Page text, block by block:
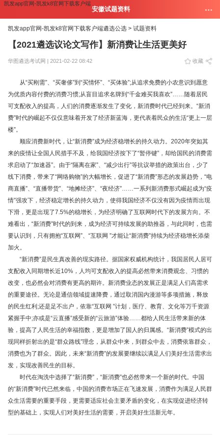
凯发app官网-凯发k8官网下载客户端
安徽试题资料
凯发app官网-凯发k8官网下载客户端遴选公选 > 试题资料
【2021遴选议论文写作】新消费让生活更美好
华图遴选考试网 | 2021-02-22 08:42 收藏
从“买刚需”、“买奢侈”到“买情怀”、“买体验”;从追求免费的小农意识到愿意
为优质内容付费的消费习惯;从盲目追求名牌到“千金难买我喜欢”……随着居民
可支配收入的提高，人们的消费逐渐发生了变化，新消费时代已经到来。“新消
费”时代的崛起不仅仅意味着开发了经济新蓝海，更代表着民众的生活“更上一层
楼”。
顺应消费新时代，让“新消费”成为经济稳增长的持久动力。2020年突如其
来的疫情让全国人民措手不及，给我国经济按下了“暂停键”，却给国民的消费需
求启动了“加速器”。由于“隔离在家”、“减少出行”等抗议举措的政策出台，少了
线下消费，带来了“网络购物”的大幅增长，促进了“新消费”形态的发展趋势，“电
商直播”、“直播带货”、“地摊经济”、“夜经济”……一系列新消费形式崛起成为“疫
情”强攻下，经济稳定增长的持久动力，使得我国经济不仅没有因为疫情而出现
下滑，更是出现了7.5%的稳增长，为经济明确了互联网时代下的发展方向。不
难看出，“新消费”时代的到来，成为经济可持续发展的助推器，与此同时，也需
要认识到，只有拥抱“互联网”、“互联网 ”才能让“新消费”持续为经济稳增长添柴
加火。
“新消费”是民生真改善的现实路径。据国家权威机构统计，我国居民人居可
支配收入同期增长近10%，人均可支配收入的提高必然带来消费观念、习惯的
改变，也必然会对消费有更高的期许。新消费业态的发展正是满足人们高需求
的重要途径。无论是通信领域提速降费，通过取消国内漫游等多项措施，释放
的民生红利;还是足不出户，依靠“互联网 ”计划，医疗、教育、文化等万千资源
紧握手中;亦或是“云直播”感受新的“云旅游”体验……都给人民生活带来新的体
验，提高了人民生活的幸福指数，更是增加了国人的归属感。“新消费”模式的出
现同样折射出的是“群众路线”理念，从群众中来，到群众中去，消费依靠群众，
消费也为了群众。因此，未来“新消费”的发展要继续以满足人们美好生活需求出
发，实现改善民生的目标。
时代在淘洗中选择了“新消费”，“新消费”也必然带来一个新的时代。中国
的“新消费”时代已然来临，中国的消费市场正在飞速发展，消费作为满足人民群
众生活需要的重要手段，更需要适应社会主要矛盾的变化，在实现促进经济转
型的基础上，实现人们对美好生活的需要，开启美好生活新元年。